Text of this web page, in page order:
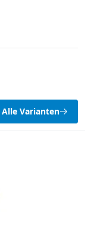
Alle Varianten